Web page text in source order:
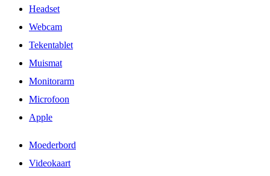
Headset
Webcam
Tekentablet
Muismat
Monitorarm
Microfoon
Apple
Moederbord
Videokaart